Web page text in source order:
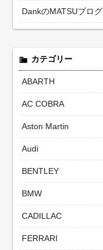
DankのMATSUブログ
カテゴリー
ABARTH
AC COBRA
Aston Martin
Audi
BENTLEY
BMW
CADILLAC
FERRARI